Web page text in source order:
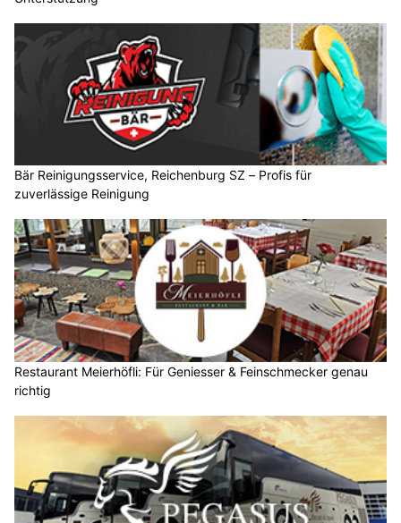
Bär Reinigungsservice, Reichenburg SZ – Profis für
zuverlässige Reinigung
Restaurant Meierhöfli: Für Geniesser & Feinschmecker genau
richtig